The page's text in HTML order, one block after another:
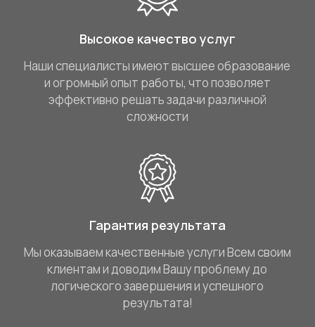
Высокое качество услуг
Наши специалисты имеют высшее образование
и огромный опыт работы, что позволяет
эффективно решать задачи различной
сложности
Гарантия результата
Мы оказываем качественные услуги Всем своим
клиентам и доводим Вашу проблему до
логического завершения и успешного
результата!